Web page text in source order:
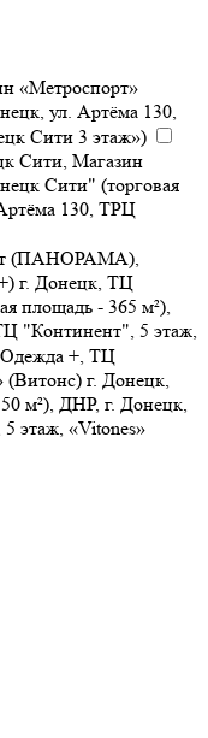
ул. Артёма 130,
Сити 3 этаж»)
Сити, Магазин
Сити" (торговая
130, ТРЦ
(ПАНОРАМА),
г. Донецк, ТЦ
площадь - 365 м²),
"Континент", 5 этаж,
Одежда +, ТЦ
г. Донецк,
м²), ДНР, г. Донецк,
этаж, «Vitones»